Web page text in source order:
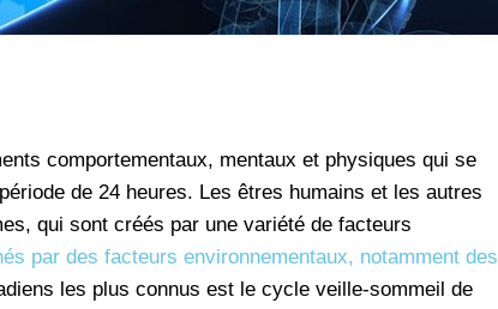
comportementaux, mentaux et physiques qui se
de 24 heures. Les êtres humains et les autres
qui sont créés par une variété de facteurs
par des facteurs environnementaux, notamment des
les plus connus est le cycle veille-sommeil de